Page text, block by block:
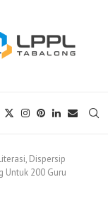
Dispersip
200 Guru